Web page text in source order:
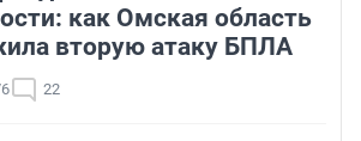
как Омская область
вторую атаку БПЛА
22